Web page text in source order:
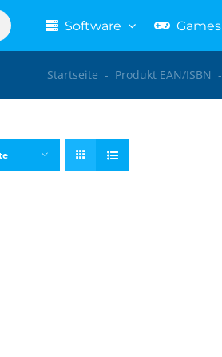
Software Games
Startseite - Produkt EAN/ISBN -